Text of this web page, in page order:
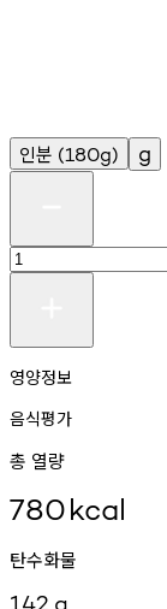
인분 (180g) g
영양정보
음식평가
총 열량
780kcal
탄수화물